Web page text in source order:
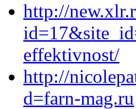
http://
effektivnost/
http://
d=farn-mag.ru